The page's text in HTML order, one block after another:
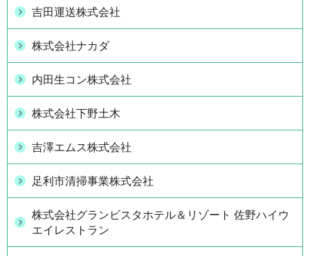
吉田運送株式会社
株式会社ナカダ
内田生コン株式会社
株式会社下野土木
吉澤エムス株式会社
足利市清掃事業株式会社
株式会社グランビスタホテル＆リゾート 佐野ハイウ
エイレストラン